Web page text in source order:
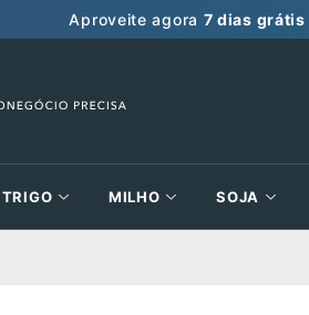
Aproveite agora 7 dias grátis
TRIGO MILHO SOJA